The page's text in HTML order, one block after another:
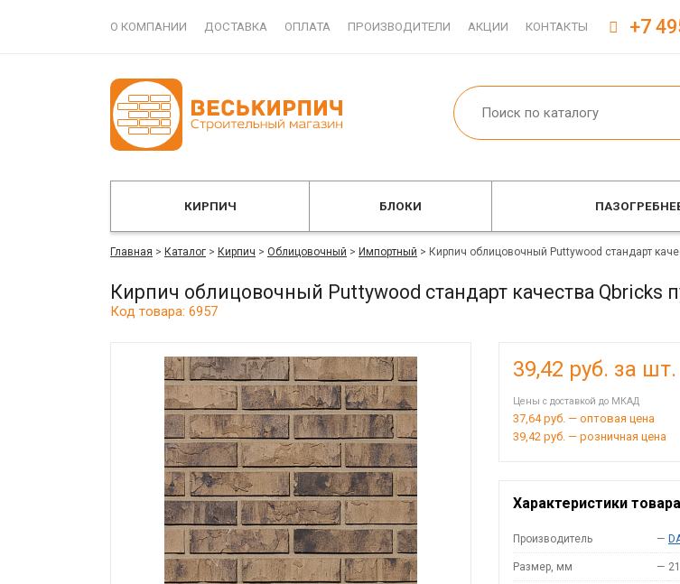
О КОМПАНИИ ДОСТАВКА ОПЛАТА ПРОИЗВОДИТЕЛИ АКЦИИ КОНТАКТЫ +7
КИРПИЧ БЛОКИ
Главная > Каталог > Кирпич > Облицовочный > Импортный > Кирпич облицовочный Puttywood стандарт
Кирпич облицовочный Puttywood стандарт качества Qbricks
Код товара: 6957
39,42 руб. за шт.
Цены с доставкой до МКАД
37,64 руб. — оптовая цена
39,42 руб. — розничная цена
Характеристики товара
Производитель —
Размер, мм —